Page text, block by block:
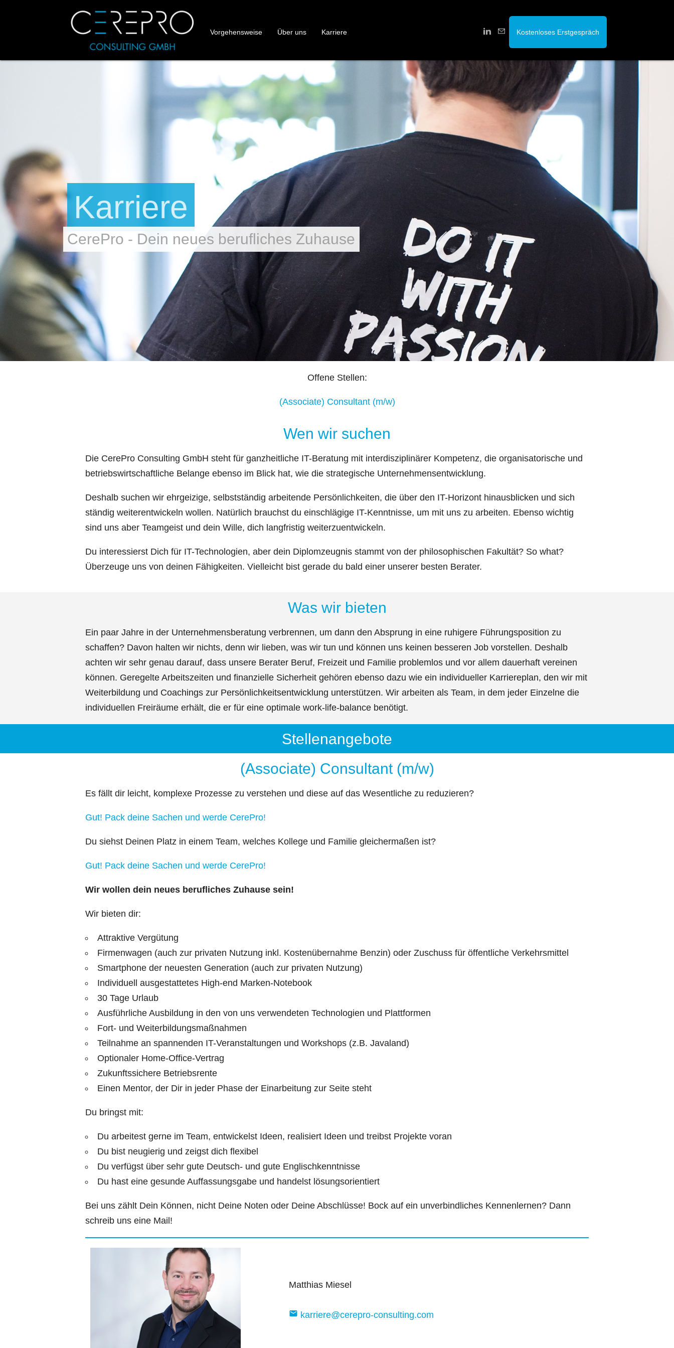
Vorgehensweise Über uns Karriere Kostenloses Erstgespräch
Karriere
CerePro - Dein neues berufliches Zuhause
Offene Stellen:
(Associate) Consultant (m/w)
Wen wir suchen
Die CerePro Consulting GmbH steht für ganzheitliche IT-Beratung mit interdisziplinärer Kompetenz, die organisatorische und
betriebswirtschaftliche Belange ebenso im Blick hat, wie die strategische Unternehmensentwicklung.
Deshalb suchen wir ehrgeizige, selbstständig arbeitende Persönlichkeiten, die über den IT-Horizont hinausblicken und sich
ständig weiterentwickeln wollen. Natürlich brauchst du einschlägige IT-Kenntnisse, um mit uns zu arbeiten. Ebenso wichtig
sind uns aber Teamgeist und dein Wille, dich langfristig weiterzuentwickeln.
Du interessierst Dich für IT-Technologien, aber dein Diplomzeugnis stammt von der philosophischen Fakultät? So what?
Überzeuge uns von deinen Fähigkeiten. Vielleicht bist gerade du bald einer unserer besten Berater.
Was wir bieten
Ein paar Jahre in der Unternehmensberatung verbrennen, um dann den Absprung in eine ruhigere Führungsposition zu
schaffen? Davon halten wir nichts, denn wir lieben, was wir tun und können uns keinen besseren Job vorstellen. Deshalb
achten wir sehr genau darauf, dass unsere Berater Beruf, Freizeit und Familie problemlos und vor allem dauerhaft vereinen
können. Geregelte Arbeitszeiten und finanzielle Sicherheit gehören ebenso dazu wie ein individueller Karriereplan, den wir mit
Weiterbildung und Coachings zur Persönlichkeitsentwicklung unterstützen. Wir arbeiten als Team, in dem jeder Einzelne die
individuellen Freiräume erhält, die er für eine optimale work-life-balance benötigt.
Stellenangebote
(Associate) Consultant (m/w)
Es fällt dir leicht, komplexe Prozesse zu verstehen und diese auf das Wesentliche zu reduzieren?
Gut! Pack deine Sachen und werde CerePro!
Du siehst Deinen Platz in einem Team, welches Kollege und Familie gleichermaßen ist?
Gut! Pack deine Sachen und werde CerePro!
Wir wollen dein neues berufliches Zuhause sein!
Wir bieten dir:
Attraktive Vergütung
Firmenwagen (auch zur privaten Nutzung inkl. Kostenübernahme Benzin) oder Zuschuss für öffentliche Verkehrsmittel
Smartphone der neuesten Generation (auch zur privaten Nutzung)
Individuell ausgestattetes High-end Marken-Notebook
30 Tage Urlaub
Ausführliche Ausbildung in den von uns verwendeten Technologien und Plattformen
Fort- und Weiterbildungsmaßnahmen
Teilnahme an spannenden IT-Veranstaltungen und Workshops (z.B. Javaland)
Optionaler Home-Office-Vertrag
Zukunftssichere Betriebsrente
Einen Mentor, der Dir in jeder Phase der Einarbeitung zur Seite steht
Du bringst mit:
Du arbeitest gerne im Team, entwickelst Ideen, realisiert Ideen und treibst Projekte voran
Du bist neugierig und zeigst dich flexibel
Du verfügst über sehr gute Deutsch- und gute Englischkenntnisse
Du hast eine gesunde Auffassungsgabe und handelst lösungsorientiert
Bei uns zählt Dein Können, nicht Deine Noten oder Deine Abschlüsse! Bock auf ein unverbindliches Kennenlernen? Dann
schreib uns eine Mail!
Matthias Miesel
mail karriere@cerepro-consulting.com